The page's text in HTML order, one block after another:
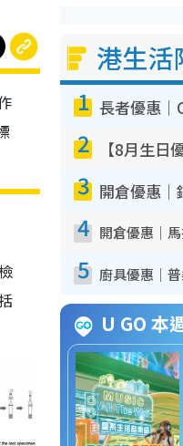
港生活
1
2
3
4
5
U GO 本